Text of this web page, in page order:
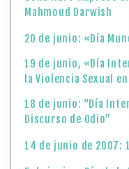
Mahmoud Darwish
20 de junio: «Día
19 de junio, «Día
la Violencia Sexual
18 de junio: “Día
Discurso de Odio”
14 de junio de 2007: